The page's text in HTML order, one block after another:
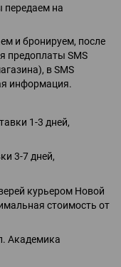
на
и бронируем, после
предоплаты SMS
в SMS
информация.
1-3 дней,
3-7 дней,
курьером Новой
стоимость от
Академика